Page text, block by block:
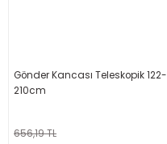
Gönder Kancası Teleskopik 122-
210cm
656,19 TL